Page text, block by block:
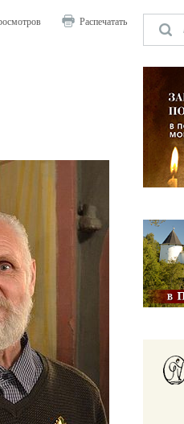
Распечатать